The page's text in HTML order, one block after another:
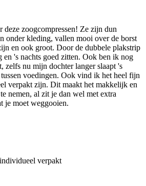
deze zoogcompressen! Ze zijn dun
onder kleding, vallen mooi over de borst
en ook groot. Door de dubbele plakstrip
's nachts goed zitten. Ook ben ik nog
zelfs nu mijn dochter langer slaapt 's
voedingen. Ook vind ik het heel fijn
verpakt zijn. Dit maakt het makkelijk en
nemen, al zit je dan wel met extra
je moet weggooien.
verpakt